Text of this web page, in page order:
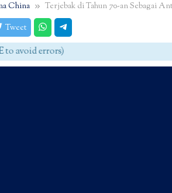
China
Terjebak di Tahun 70-an Sebagai
Tweet
avoid errors)